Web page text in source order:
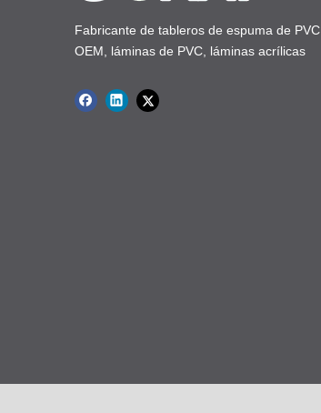
Fabricante de tableros de espuma de PVC
OEM, láminas de PVC, láminas acrílicas